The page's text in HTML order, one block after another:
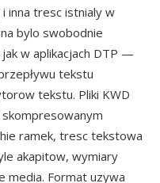
inna tresc istnialy w
bylo swobodnie
w aplikacjach DTP —
tekstu
tekstu. Pliki KWD
ramek, tresc tekstowa
akapitow, wymiary
media. Format uzywa